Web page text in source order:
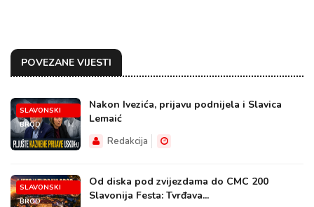
POVEZANE VIJESTI
SLAVONSKI
BROD
Nakon Ivezića, prijavu podnijela i Slavica
Lemaić
Redakcija
SLAVONSKI
BROD
Od diska pod zvijezdama do CMC 200
Slavonija Festa: Tvrđava...